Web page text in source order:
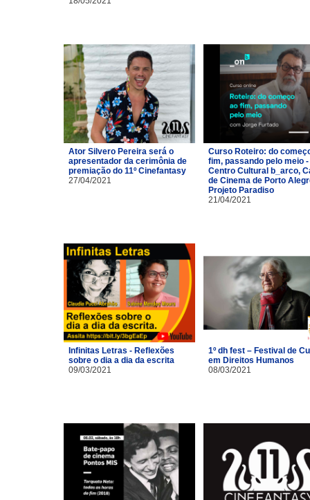
Ator Silvero Pereira será o
apresentador da cerimônia de
premiação do 11º Cinefantasy
27/04/2021
Curso Roteiro: do
fim, passando pelo meio -
Centro Cultural b_arco,
de Cinema de Porto
Projeto Paradiso
21/04/2021
Infinitas Letras - Reflexões
sobre o dia a dia da escrita
09/03/2021
1º dh fest – Festival de
em Direitos Humanos
08/03/2021